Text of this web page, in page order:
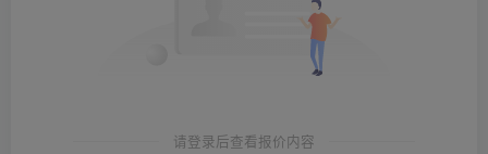
请登录后查看报价内容